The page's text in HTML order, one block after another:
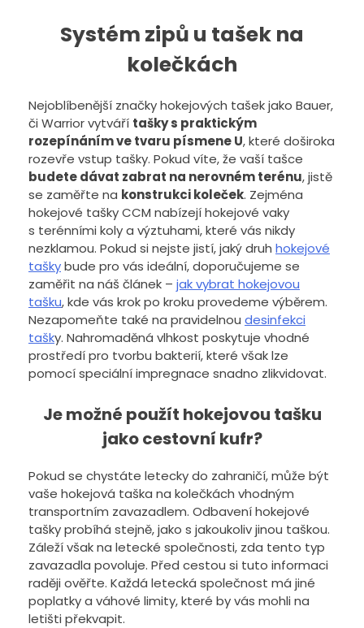
Systém zipů u tašek na
kolečkách
Nejoblíbenější značky hokejových tašek jako Bauer,
či Warrior vytváří tašky s praktickým
rozepínáním ve tvaru písmene U, které doširoka
rozevře vstup tašky. Pokud víte, že vaší tašce
budete dávat zabrat na nerovném terénu, jistě
se zaměřte na konstrukci koleček. Zejména
hokejové tašky CCM nabízejí hokejové vaky
s terénními koly a výztuhami, které vás nikdy
nezklamou. Pokud si nejste jistí, jaký druh hokejové
taškybude pro vás ideální, doporučujeme se
zaměřit na náš článek – jak vybrat hokejovou
tašku, kde vás krok po kroku provedeme výběrem.
Nezapomeňte také na pravidelnou desinfekci
tašky. Nahromaděná vlhkost poskytuje vhodné
prostředí pro tvorbu bakterií, které však lze
pomocí speciální impregnace snadno zlikvidovat.
Je možné použít hokejovou tašku
jako cestovní kufr?
Pokud se chystáte letecky do zahraničí, může být
vaše hokejová taška na kolečkách vhodným
transportním zavazadlem. Odbavení hokejové
tašky probíhá stejně, jako s jakoukoliv jinou taškou.
Záleží však na letecké společnosti, zda tento typ
zavazadla povoluje. Před cestou si tuto informaci
raději ověřte. Každá letecká společnost má jiné
poplatky a váhové limity, které by vás mohli na
letišti překvapit.